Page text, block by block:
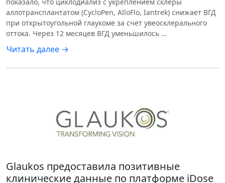
аллотрансплантатом (CycloPen, AlloFlo, Iantrek) снижает ВГД
при открытоугольной глаукоме за счет увеосклерального
оттока. Через 12 месяцев ВГД уменьшилось …
Читать далее →
Glaukos предоставила позитивные
клинические данные по платформе iDose